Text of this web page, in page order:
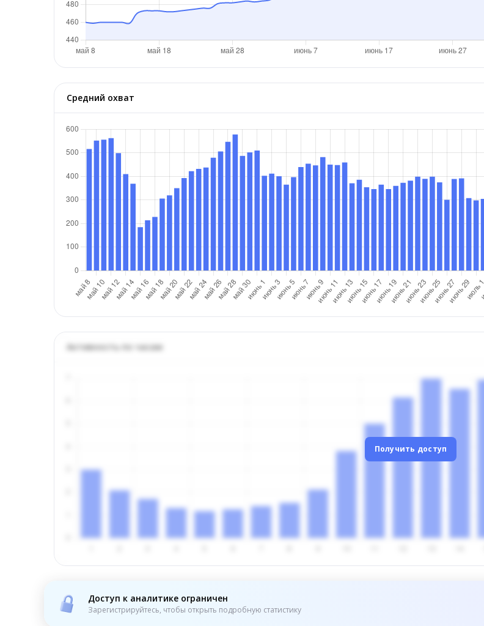
Средний охват
Активность по часам
Получить доступ
Доступ к аналитике ограничен
Зарегистрируйтесь, чтобы открыть подробную статистику